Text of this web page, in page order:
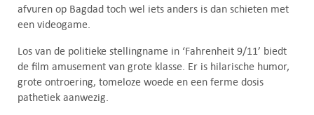
afvuren op Bagdad toch wel iets anders is dan schieten met
een videogame.
Los van de politieke stellingname in ‘Fahrenheit 9/11’ biedt
de film amusement van grote klasse. Er is hilarische humor,
grote ontroering, tomeloze woede en een ferme dosis
pathetiek aanwezig.